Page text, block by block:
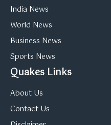
India News
World News
Business News
Sports News
Quakes Links
About Us
Contact Us